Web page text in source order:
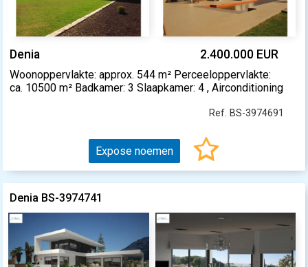
Denia 2.400.000 EUR
Woonoppervlakte: approx. 544 m² Perceeloppervlakte:
ca. 10500 m² Badkamer: 3 Slaapkamer: 4 , Airconditioning
Ref. BS-3974691
Expose noemen
Denia BS-3974741